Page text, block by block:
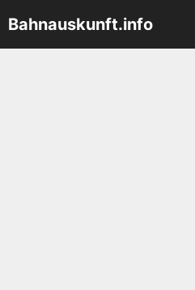
Inhalt
springen
Bahnauskunft.info